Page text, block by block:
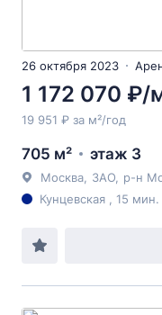
26 октября 2023
1 172 070 ₽/
19 951 ₽ за м²/год
705 м² этаж 3
Москва ЗАО р-н
Кунцевская , 15